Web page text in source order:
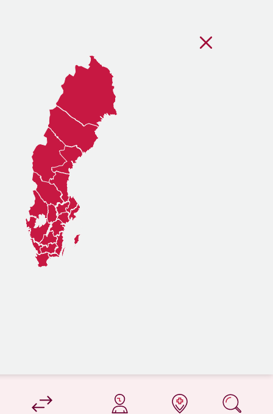
på 1177.se
på 1177.se
på 1177.se
på 1177.se